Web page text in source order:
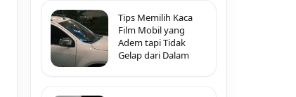
Tips Memilih Kaca
Film Mobil yang
Adem tapi Tidak
Gelap dari Dalam